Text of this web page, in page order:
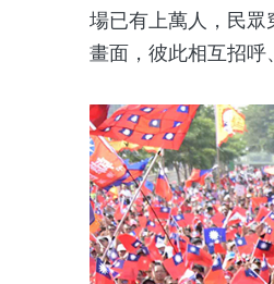
場已有上萬人，民
畫面，彼此相互招呼